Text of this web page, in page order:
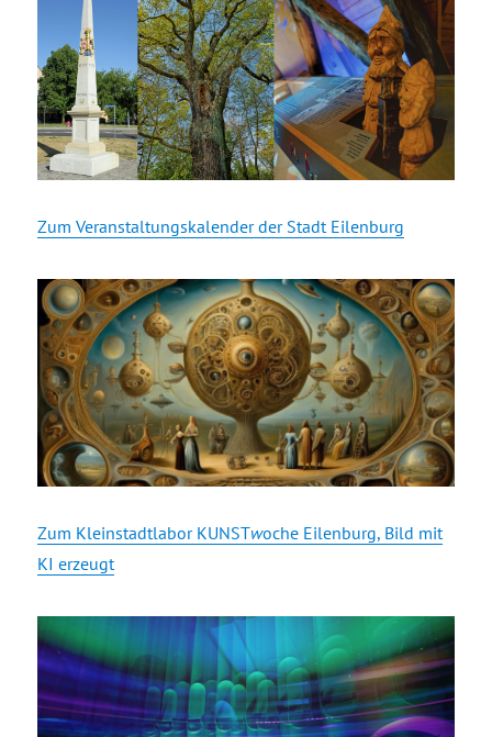
Zum Veranstaltungskalender der Stadt Eilenburg
Zum Kleinstadtlabor KUNSTwoche Eilenburg, Bild mit
KI erzeugt